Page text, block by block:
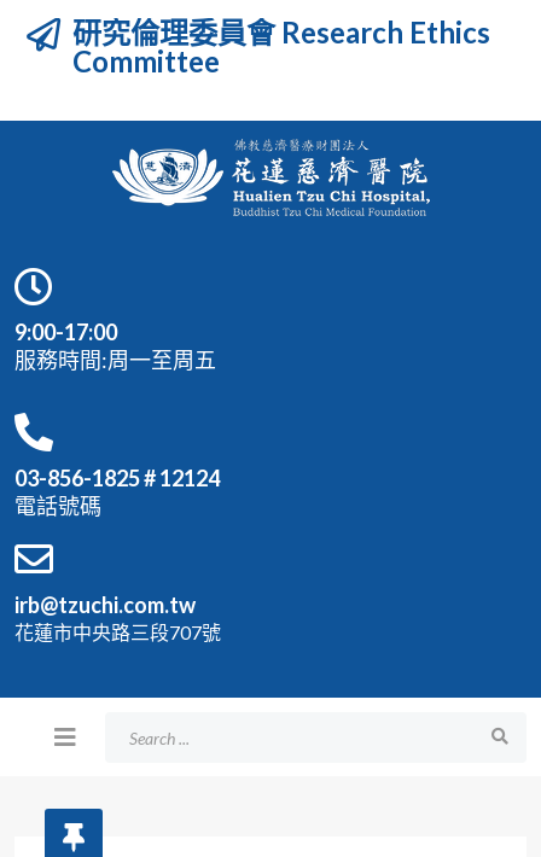
研究倫理委員會 Research Ethics
Committee
9:00-17:00
服務時間:周一至周五
03-856-1825 # 12124
電話號碼
irb@tzuchi.com.tw
花蓮市中央路三段707號